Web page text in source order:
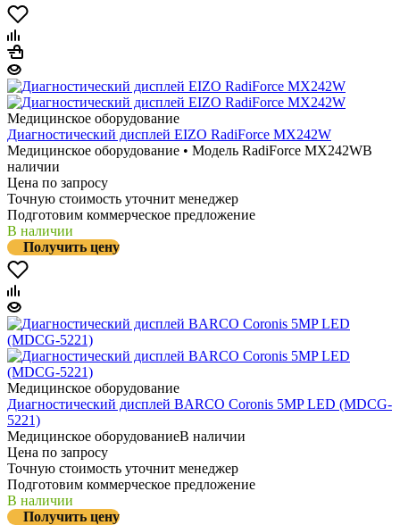
Медицинское оборудование
Диагностический дисплей EIZO RadiForce MX242W
Медицинское оборудование • Модель RadiForce MX242WВ
наличии
Цена по запросу
Точную стоимость уточнит менеджер
Подготовим коммерческое предложение
В наличии
Получить цену
Медицинское оборудование
Диагностический дисплей BARCO Coronis 5MP LED (MDCG-
5221)
Медицинское оборудованиеВ наличии
Цена по запросу
Точную стоимость уточнит менеджер
Подготовим коммерческое предложение
В наличии
Получить цену